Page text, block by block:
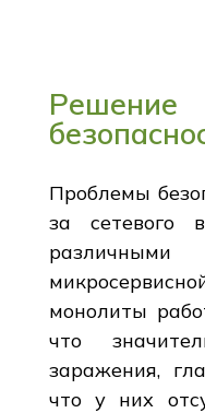
Проблемы
за сетевого
монолиты
что
заражения,
что у них